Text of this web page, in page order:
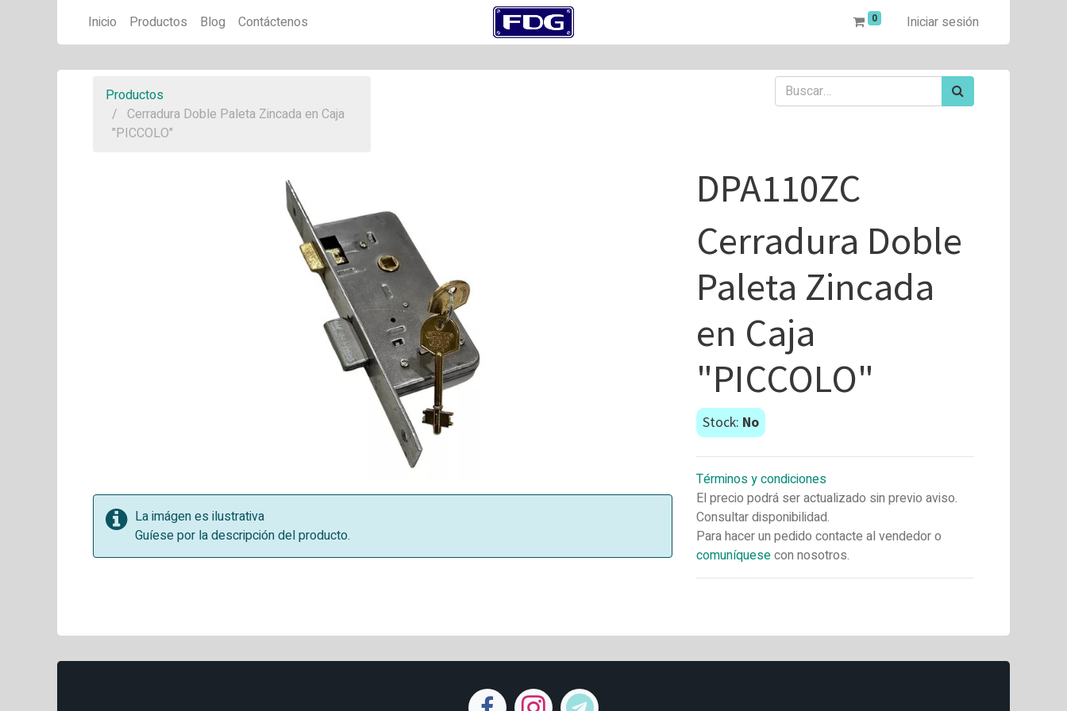
Inicio Productos Blog Contáctenos 0 Iniciar sesión
Productos
Cerradura Doble Paleta Zincada en Caja
"PICCOLO"
La imágen es ilustrativa
Guíese por la descripción del producto.
DPA110ZC
Cerradura Doble
Paleta Zincada
en Caja
"PICCOLO"
Stock: No
Términos y condiciones
El precio podrá ser actualizado sin previo aviso.
Consultar disponibilidad.
Para hacer un pedido contacte al vendedor o
comuníquesecon nosotros.